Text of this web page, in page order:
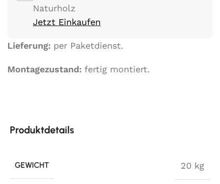
Naturholz
Jetzt Einkaufen
Lieferung: per Paketdienst.
Montagezustand: fertig montiert.
Produktdetails
GEWICHT 20 kg